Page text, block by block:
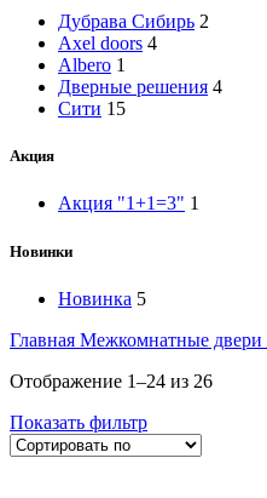
Дубрава Сибирь 2
Axel doors 4
Albero 1
Дверные решения 4
Сити 15
Акция
Акция "1+1=3" 1
Новинки
Новинка 5
Главная Межкомнатные двери
Отображение 1–24 из 26
Показать фильтр